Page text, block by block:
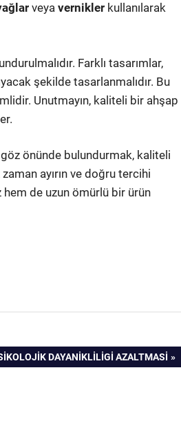
veya vernikler kullanılarak
Farklı tasarımlar,
şekilde tasarlanmalıdır. Bu
Unutmayın, kaliteli bir ahşap
önünde bulundurmak, kaliteli
ayırın ve doğru tercihi
hem de uzun ömürlü bir ürün
DAYANIKLILIGI AZALTMASI